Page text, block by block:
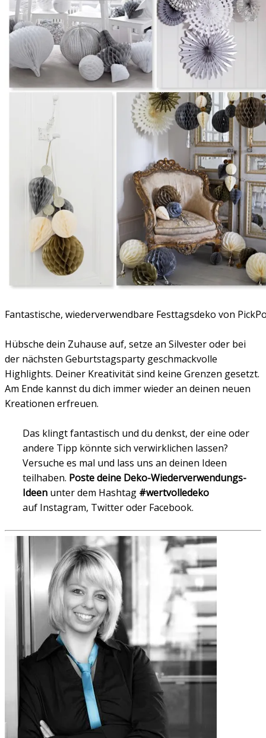
Fantastische, wiederverwendbare Festtagsdeko von
Hübsche dein Zuhause auf, setze an Silvester oder bei
der nächsten Geburtstagsparty geschmackvolle
Highlights. Deiner Kreativität sind keine Grenzen gesetzt.
Am Ende kannst du dich immer wieder an deinen neuen
Kreationen erfreuen.
Das klingt fantastisch und du denkst, der eine oder
andere Tipp könnte sich verwirklichen lassen?
Versuche es mal und lass uns an deinen Ideen
teilhaben. Poste deine Deko-Wiederverwendungs-
Ideen unter dem Hashtag #wertvolledeko
auf Instagram, Twitter oder Facebook.